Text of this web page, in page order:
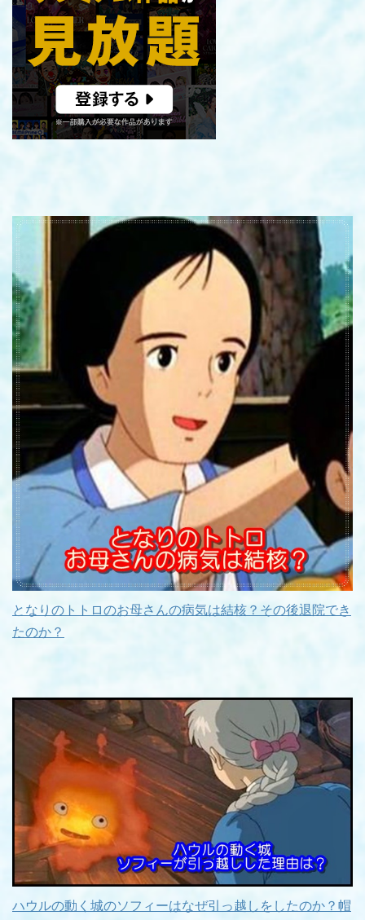
となりのトトロのお母さんの病気は結核？その後退院でき
たのか？
ハウルの動く城のソフィーはなぜ引っ越しをしたのか？帽